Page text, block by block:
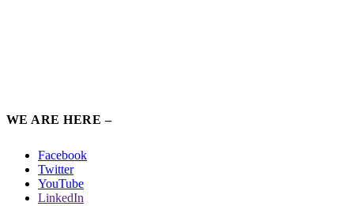
WE ARE HERE –
Facebook
Twitter
YouTube
LinkedIn